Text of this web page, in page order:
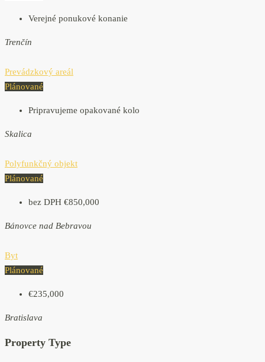
Verejné ponukové konanie
Trenčín
Prevádzkový areál
Plánované
Pripravujeme opakované kolo
Skalica
Polyfunkčný objekt
Plánované
bez DPH €850,000
Bánovce nad Bebravou
Byt
Plánované
€235,000
Bratislava
Property Type